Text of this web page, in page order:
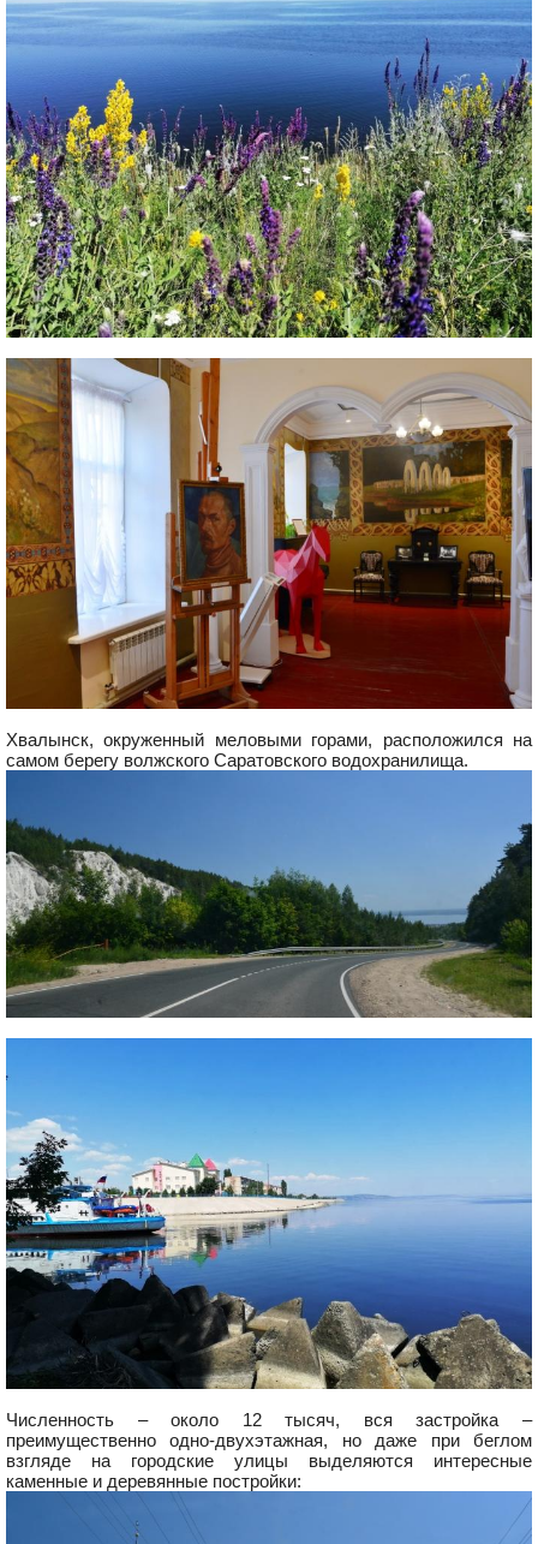
Хвалынск, окруженный меловыми горами, расположился на
самом берегу волжского Саратовского водохранилища.
Численность – около 12 тысяч, вся застройка –
преимущественно одно-двухэтажная, но даже при беглом
взгляде на городские улицы выделяются интересные
каменные и деревянные постройки: